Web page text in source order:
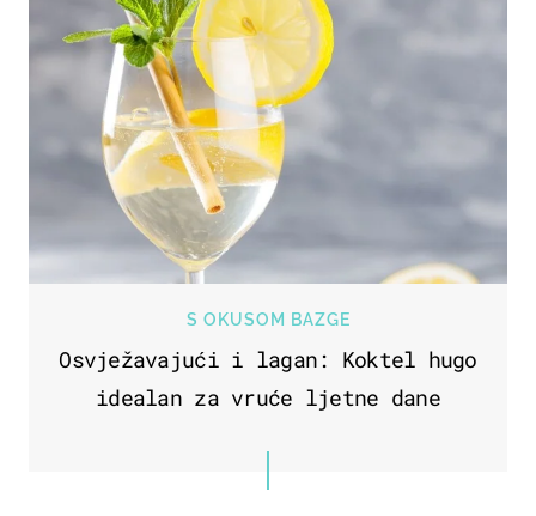
S OKUSOM BAZGE
Osvježavajući i lagan: Koktel hugo
idealan za vruće ljetne dane